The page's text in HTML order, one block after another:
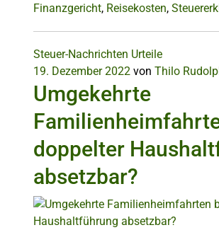
Finanzgericht, Reisekosten,
Steuer-Nachrichten Urteile
19. Dezember 2022 von Thilo
Umgekehrte
doppelter
absetzbar?